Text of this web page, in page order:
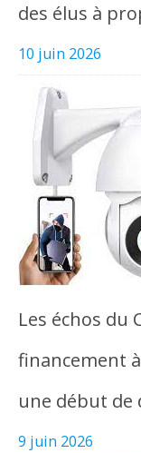
des élus à
10 juin 2026
Les échos du
financement
une début de
9 juin 2026